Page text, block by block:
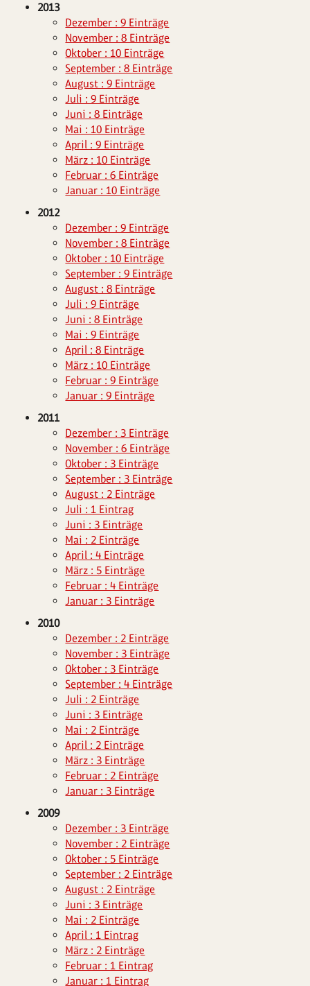
2013
Dezember : 9 Einträge
November : 8 Einträge
Oktober : 10 Einträge
September : 8 Einträge
August : 9 Einträge
Juli : 9 Einträge
Juni : 8 Einträge
Mai : 10 Einträge
April : 9 Einträge
März : 10 Einträge
Februar : 6 Einträge
Januar : 10 Einträge
2012
Dezember : 9 Einträge
November : 8 Einträge
Oktober : 10 Einträge
September : 9 Einträge
August : 8 Einträge
Juli : 9 Einträge
Juni : 8 Einträge
Mai : 9 Einträge
April : 8 Einträge
März : 10 Einträge
Februar : 9 Einträge
Januar : 9 Einträge
2011
Dezember : 3 Einträge
November : 6 Einträge
Oktober : 3 Einträge
September : 3 Einträge
August : 2 Einträge
Juli : 1 Eintrag
Juni : 3 Einträge
Mai : 2 Einträge
April : 4 Einträge
März : 5 Einträge
Februar : 4 Einträge
Januar : 3 Einträge
2010
Dezember : 2 Einträge
November : 3 Einträge
Oktober : 3 Einträge
September : 4 Einträge
Juli : 2 Einträge
Juni : 3 Einträge
Mai : 2 Einträge
April : 2 Einträge
März : 3 Einträge
Februar : 2 Einträge
Januar : 3 Einträge
2009
Dezember : 3 Einträge
November : 2 Einträge
Oktober : 5 Einträge
September : 2 Einträge
August : 2 Einträge
Juni : 3 Einträge
Mai : 2 Einträge
April : 1 Eintrag
März : 2 Einträge
Februar : 1 Eintrag
Januar : 1 Eintrag